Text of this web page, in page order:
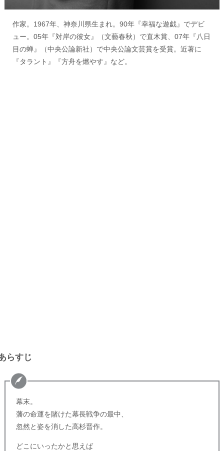
作家。1967年、神奈川県生まれ。90年『幸福な遊戯』でデビ
ュー。05年『対岸の彼女』（文藝春秋）で直木賞、07年『八日
目の蝉』（中央公論新社）で中央公論文芸賞を受賞。近著に
『タラント』『方舟を燃やす』など。
らすじ
幕末。
藩の命運を賭けた幕長戦争の最中、
忽然と姿を消した高杉晋作。
どこにいったかと思えば